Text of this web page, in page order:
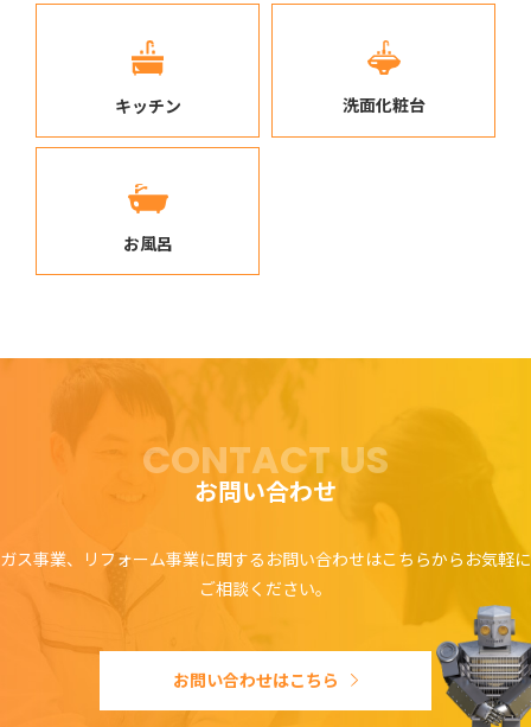
キッチン 洗面化粧台
お風呂
CONTACT US
お問い合わせ
ガス事業、リフォーム事業に関するお問い合わせはこちらからお気軽に
ご相談ください。
お問い合わせはこちら